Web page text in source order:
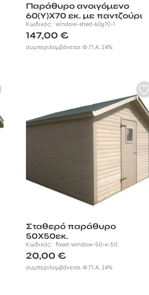
Παράθυρο ανοιγόμενο
60(Υ)Χ70 εκ. με παντζούρι
Κωδικός: window-shed-60χ70-1
147,00 €
συμπεριλαμβάνεται Φ.Π.Α. 24%
Σταθερό παράθυρο
50Χ50εκ.
Κωδικός: fixed-window-50-x-50
20,00 €
συμπεριλαμβάνεται Φ.Π.Α. 24%